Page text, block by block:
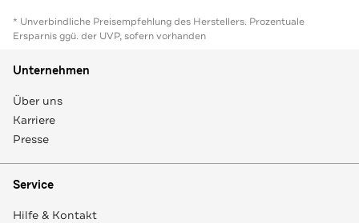
* Unverbindliche Preisempfehlung des Herstellers. Prozentuale
Ersparnis ggü. der UVP, sofern vorhanden
Unternehmen
Über uns
Karriere
Presse
Service
Hilfe & Kontakt